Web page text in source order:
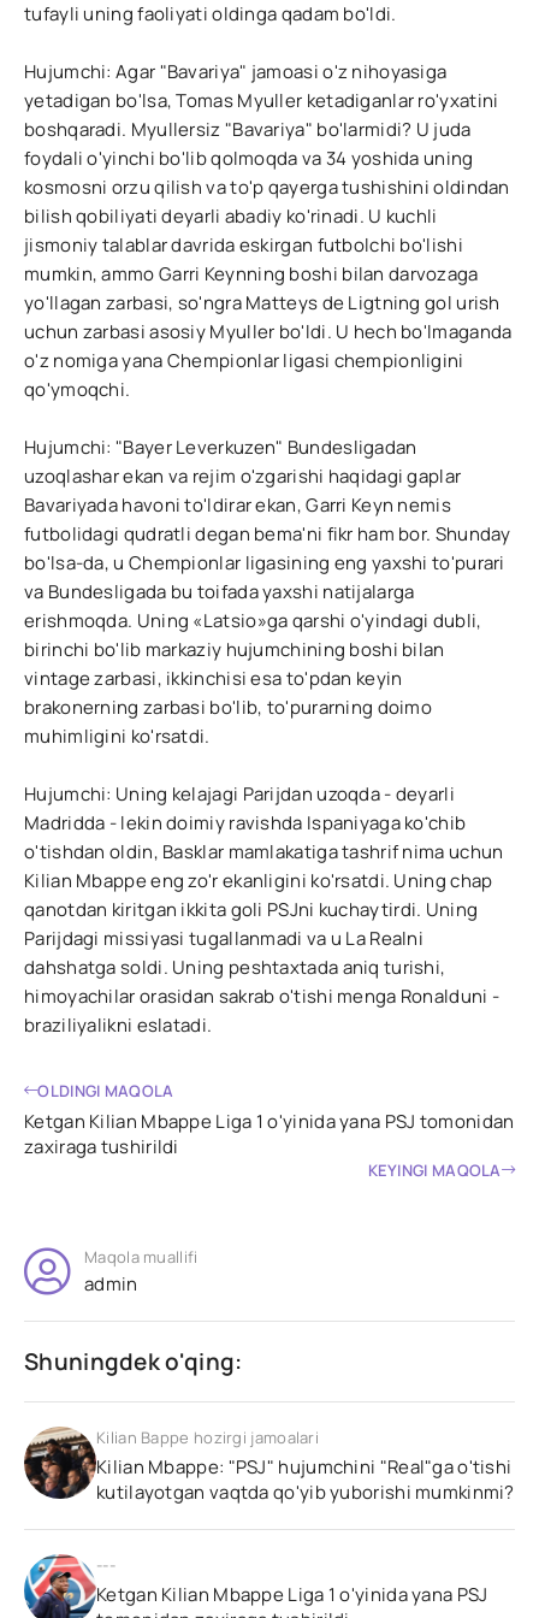
tufayli uning faoliyati oldinga qadam bo'ldi.
Hujumchi: Agar "Bavariya" jamoasi o'z nihoyasiga
yetadigan bo'lsa, Tomas Myuller ketadiganlar ro'yxatini
boshqaradi. Myullersiz "Bavariya" bo'larmidi? U juda
foydali o'yinchi bo'lib qolmoqda va 34 yoshida uning
kosmosni orzu qilish va to'p qayerga tushishini oldindan
bilish qobiliyati deyarli abadiy ko'rinadi. U kuchli
jismoniy talablar davrida eskirgan futbolchi bo'lishi
mumkin, ammo Garri Keynning boshi bilan darvozaga
yo'llagan zarbasi, so'ngra Matteys de Ligtning gol urish
uchun zarbasi asosiy Myuller bo'ldi. U hech bo'lmaganda
o'z nomiga yana Chempionlar ligasi chempionligini
qo'ymoqchi.
Hujumchi: "Bayer Leverkuzen" Bundesligadan
uzoqlashar ekan va rejim o'zgarishi haqidagi gaplar
Bavariyada havoni to'ldirar ekan, Garri Keyn nemis
futbolidagi qudratli degan bema'ni fikr ham bor. Shunday
bo'lsa-da, u Chempionlar ligasining eng yaxshi to'purari
va Bundesligada bu toifada yaxshi natijalarga
erishmoqda. Uning «Latsio»ga qarshi o'yindagi dubli,
birinchi bo'lib markaziy hujumchining boshi bilan
vintage zarbasi, ikkinchisi esa to'pdan keyin
brakonerning zarbasi bo'lib, to'purarning doimo
muhimligini ko'rsatdi.
Hujumchi: Uning kelajagi Parijdan uzoqda - deyarli
Madridda - lekin doimiy ravishda Ispaniyaga ko'chib
o'tishdan oldin, Basklar mamlakatiga tashrif nima uchun
Kilian Mbappe eng zo'r ekanligini ko'rsatdi. Uning chap
qanotdan kiritgan ikkita goli PSJni kuchaytirdi. Uning
Parijdagi missiyasi tugallanmadi va u La Realni
dahshatga soldi. Uning peshtaxtada aniq turishi,
himoyachilar orasidan sakrab o'tishi menga Ronalduni -
braziliyalikni eslatadi.
OLDINGI MAQOLA
Ketgan Kilian Mbappe Liga 1 o'yinida yana PSJ tomonidan
zaxiraga tushirildi
KEYINGI MAQOLA
Madrid",
"Bavariya"
OLE
GUNNAR
SOLSKYAER
bilan
5
yillik
shartnoma
imzoladi.
Maqola muallifi
admin
Shuningdek o'qing:
Kilian Bappe hozirgi jamoalari
Kilian Mbappe: "PSJ" hujumchini "Real"ga o'tishi
kutilayotgan vaqtda qo'yib yuborishi mumkinmi?
---
Ketgan Kilian Mbappe Liga 1 o'yinida yana PSJ